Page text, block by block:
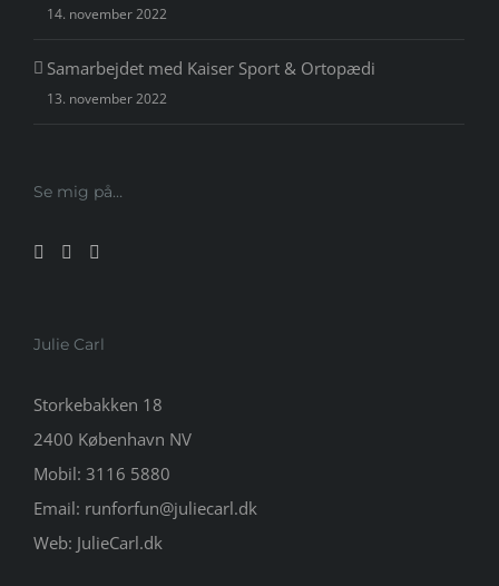
14. november 2022
Samarbejdet med Kaiser Sport & Ortopædi
13. november 2022
Se mig på…
Julie Carl
Storkebakken 18
2400 København NV
Mobil: 3116 5880
Email: runforfun@juliecarl.dk
Web: JulieCarl.dk